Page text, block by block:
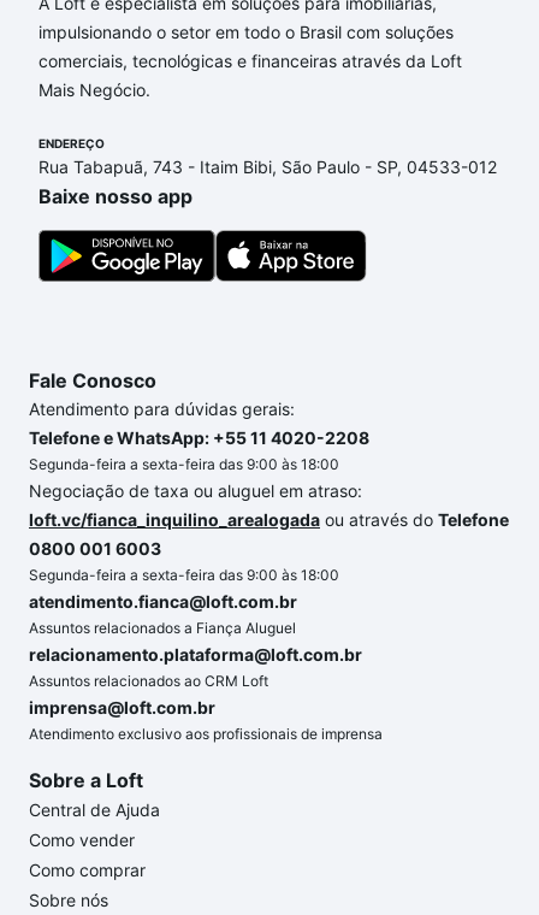
0 e com nossas opções de financiamento imobiliário
as parcelas podem se adequar ao seu orçamento.
Se ainda tem alguma dúvida dos custos envolvidos
quanto custa comprar um apartamento
a gente para comprar o imóvel dos seus sonhos
com segurança e conforto. Loft, com você até as
chaves.
impulsionando o setor em todo o Brasil com soluções
comerciais, tecnológicas e financeiras através da Loft
Mais Negócio.
ENDEREÇO
Rua Tabapuã, 743 - Itaim Bibi, São Paulo - SP, 04533-012
Baixe nosso app
Fale Conosco
Atendimento para dúvidas gerais:
Telefone e WhatsApp: +55 11 4020-2208
Segunda-feira a sexta-feira das 9:00 às 18:00
Negociação de taxa ou aluguel em atraso:
loft.vc/fianca_inquilino_arealogada ou através do Telefone
0800 001 6003
Segunda-feira a sexta-feira das 9:00 às 18:00
atendimento.fianca@loft.com.br
Assuntos relacionados a Fiança Aluguel
relacionamento.plataforma@loft.com.br
Assuntos relacionados ao CRM Loft
imprensa@loft.com.br
Atendimento exclusivo aos profissionais de imprensa
Sobre a Loft
Central de Ajuda
Como vender
Como comprar
Sobre nós